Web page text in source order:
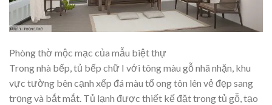
Phòng thờ mộc mạc của mẫu biệt thự
Trong nhà bếp, tủ bếp chữ I với tông màu gỗ nhã nhặn, khu
vực tường bên cạnh xếp đá màu tổ ong tôn lên vẻ đẹp sang
trọng và bắt mắt. Tủ lạnh được thiết kế đặt trong tủ gỗ, tạo